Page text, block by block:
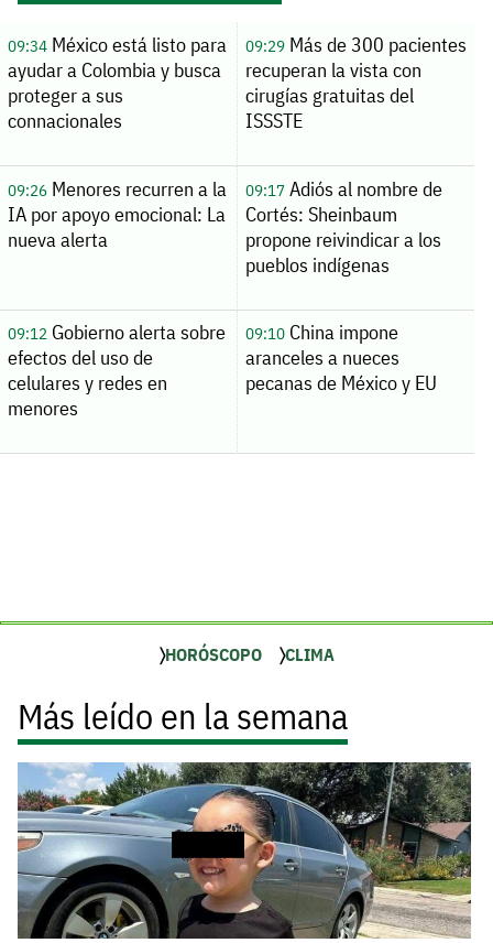
09:34México está listo para
ayudar a Colombia y busca
proteger a sus
connacionales
09:29Más de 300 pacientes
recuperan la vista con
cirugías gratuitas del
ISSSTE
09:26Menores recurren a la
IA por apoyo emocional: La
nueva alerta
09:17Adiós al nombre de
Cortés: Sheinbaum
propone reivindicar a los
pueblos indígenas
09:12Gobierno alerta sobre
efectos del uso de
celulares y redes en
menores
09:10China impone
aranceles a nueces
pecanas de México y EU
HORÓSCOPO CLIMA
Más leído en la semana